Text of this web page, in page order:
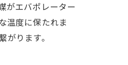
がエバポレーター
温度に保たれま
ります。